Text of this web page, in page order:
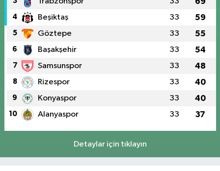
4 Beşiktaş 33 59
5 Göztepe 33 55
6 Başakşehir 33 54
7 Samsunspor 33 48
8 Rizespor 33 40
9 Konyaspor 33 40
10 Alanyaspor 33 37
Detaylar için tıklayın